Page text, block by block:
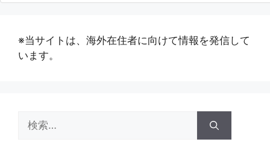
※当サイトは、海外在住者に向けて情報を発信して
います。
索: